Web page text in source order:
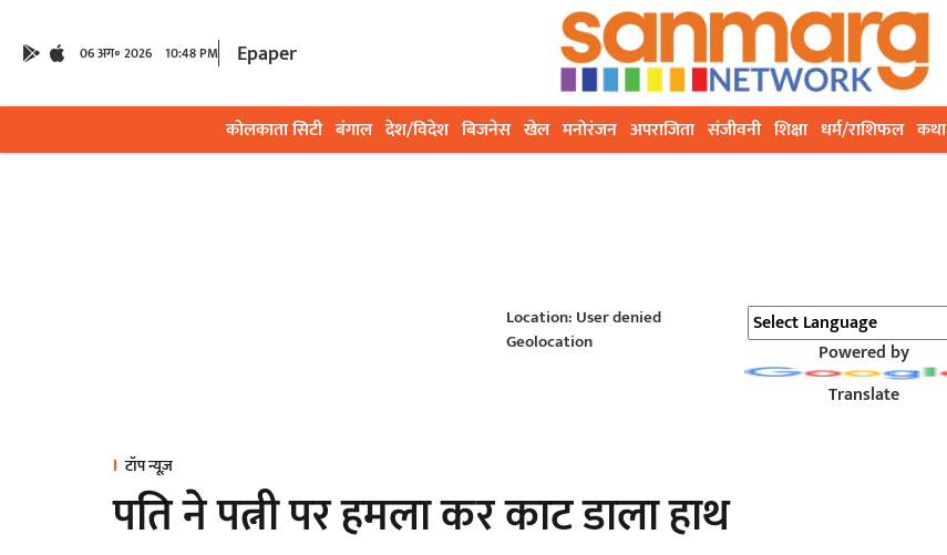
06 अग॰ 2026 10:48 PM Epaper
कोलकाता सिटी बंगाल देश/विदेश बिजनेस खेल मनोरंजन अपराजिता संजीवनी शिक्षा धर्म/राशिफल कथा
Location: User denied
Geolocation
Powered by
Translate
टॉप न्यूज़
पति ने पत्नी पर हमला कर काट डाला हाथ